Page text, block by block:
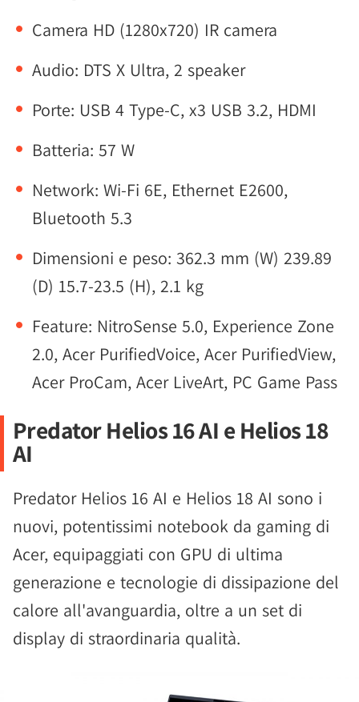
Camera HD (1280x720) IR camera
Audio: DTS X Ultra, 2 speaker
Porte: USB 4 Type-C, x3 USB 3.2, HDMI
Batteria: 57 W
Network: Wi-Fi 6E, Ethernet E2600,
Bluetooth 5.3
Dimensioni e peso: 362.3 mm (W) 239.89
(D) 15.7-23.5 (H), 2.1 kg
Feature: NitroSense 5.0, Experience Zone
2.0, Acer PurifiedVoice, Acer PurifiedView,
Acer ProCam, Acer LiveArt, PC Game Pass
Predator Helios 16 AI e Helios 18
AI
Predator Helios 16 AI e Helios 18 AI sono i
nuovi, potentissimi notebook da gaming di
Acer, equipaggiati con GPU di ultima
generazione e tecnologie di dissipazione del
calore all'avanguardia, oltre a un set di
display di straordinaria qualità.